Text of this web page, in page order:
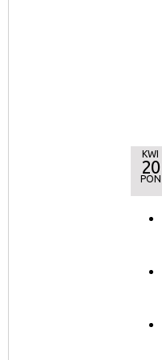
KWI
20
PON